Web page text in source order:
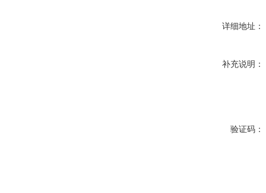
详细地址：
补充说明：
验证码：